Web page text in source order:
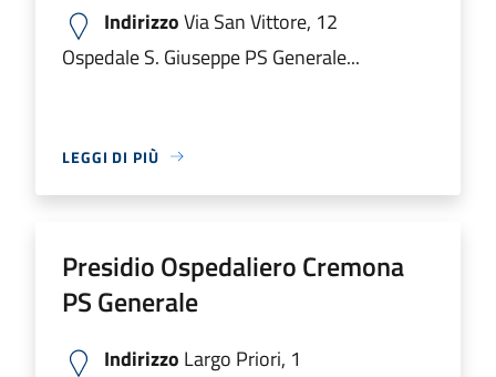
IndirizzoVia San Vittore, 12
Ospedale S. Giuseppe PS Generale...
LEGGI DI PIÙ
Presidio Ospedaliero Cremona
PS Generale
Indirizzo Largo Priori, 1